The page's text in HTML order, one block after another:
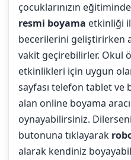
çocuklarınızın
resmi boyama etkinliği
becerilerini geliştirirken
vakit geçirebilirler. Okul
etkinlikleri için uygun
sayfası telefon tablet ve
alan online boyama
oynayabilirsiniz.
butonuna tıklayarak
alarak kendiniz